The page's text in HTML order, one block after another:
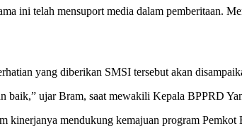
ini telah mensuport media dalam pemberitaan.
yang diberikan SMSI tersebut akan
baik,” ujar Bram, saat mewakili Kepala BPPRD
kinerjanya mendukung kemajuan program Pemkot